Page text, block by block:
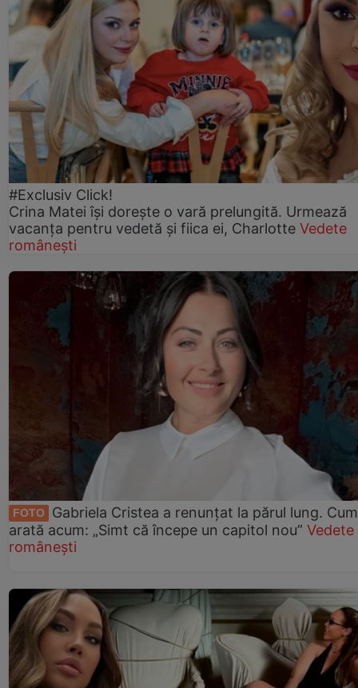
#Exclusiv Click!
Crina Matei își dorește o vară prelungită. Urmează
vacanța pentru vedetă și fiica ei, Charlotte Vedete
românești
FOTO
Gabriela Cristea a renunțat la părul lung. Cum
arată acum: „Simt că începe un capitol nou” Vedete
românești